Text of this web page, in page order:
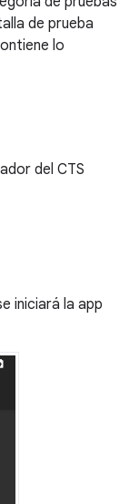
de prueba
lo
del CTS
iniciará la app